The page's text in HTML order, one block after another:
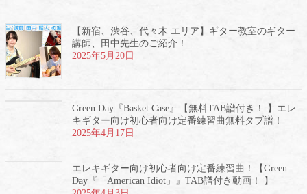
【新宿、渋谷、代々木 エリア】ギター教室のギター
講師、田中先生のご紹介！
2025年5月20日
Green Day『Basket Case』【無料TAB譜付き！ 】エレ
キギター向け初心者向け定番練習曲無料タブ譜！
2025年4月17日
エレキギター向け初心者向け定番練習曲！【Green
Day『「American Idiot」』TAB譜付き動画！ 】